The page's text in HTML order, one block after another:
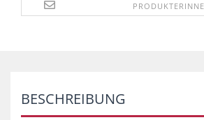
BESCHREIBUNG